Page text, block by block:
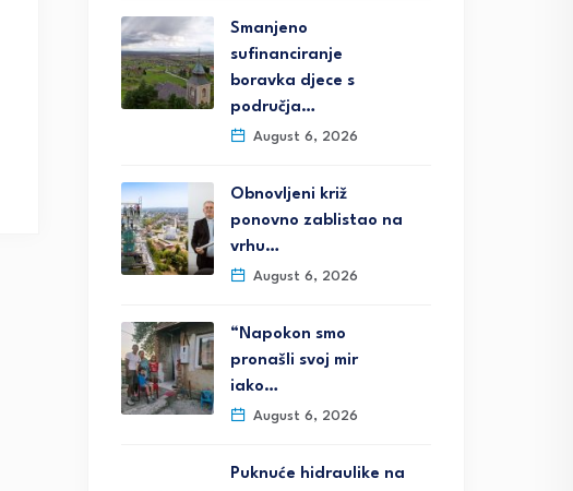
Smanjeno
sufinanciranje
boravka djece s
područja…
August 6, 2026
Obnovljeni križ
ponovno zablistao na
vrhu…
August 6, 2026
“Napokon smo
pronašli svoj mir
iako…
August 6, 2026
Puknuće hidraulike na